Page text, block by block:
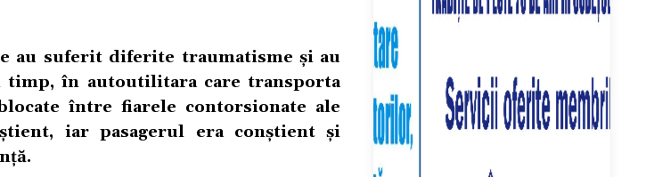
au suferit diferite traumatisme și au
timp, în autoutilitara care transporta
între fiarele contorsionate ale
iar pasagerul era conștient și